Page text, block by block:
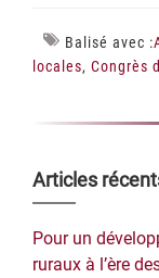
Balisé avec :
locales, Congrès
Barre
latérale
Articles
Pour un
ruraux à l’ère